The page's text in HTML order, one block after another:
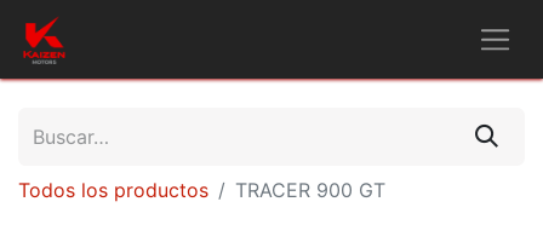
Todos los productos TRACER 900 GT